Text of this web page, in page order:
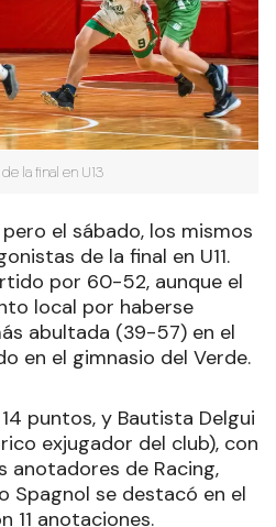
la final en U13
el sábado, los mismos
de la final en U11.
por 60-52, aunque el
local por haberse
abultada (39-57) en el
en el gimnasio del Verde.
puntos, y Bautista Delgui
exjugador del club), con
anotadores de Racing,
Spagnol se destacó en el
11 anotaciones.